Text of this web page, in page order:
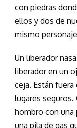
con piedras
ellos y dos de
mismo
Un liberador
liberador en un
ceja. Están
lugares
hombro con una
una pila de gas